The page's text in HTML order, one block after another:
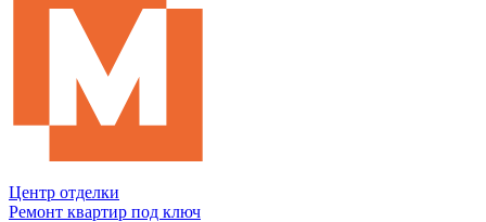
Центр отделки
Ремонт квартир под ключ